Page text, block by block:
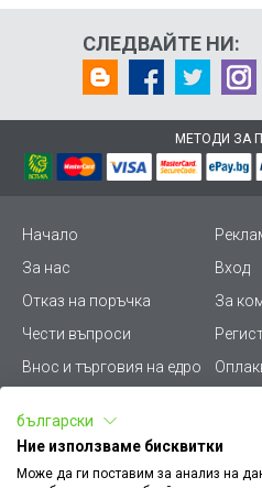
СЛЕДВАЙТЕ НИ:
МЕТОДИ ЗА
Начало
За нас
Вход
Отказ на поръчка
За
Чести въпроси
Внос и търговия на едро
Условия за ползване
Стани дистрибутор
български
Ние използваме бисквитки
Може да ги поставим за анализ на